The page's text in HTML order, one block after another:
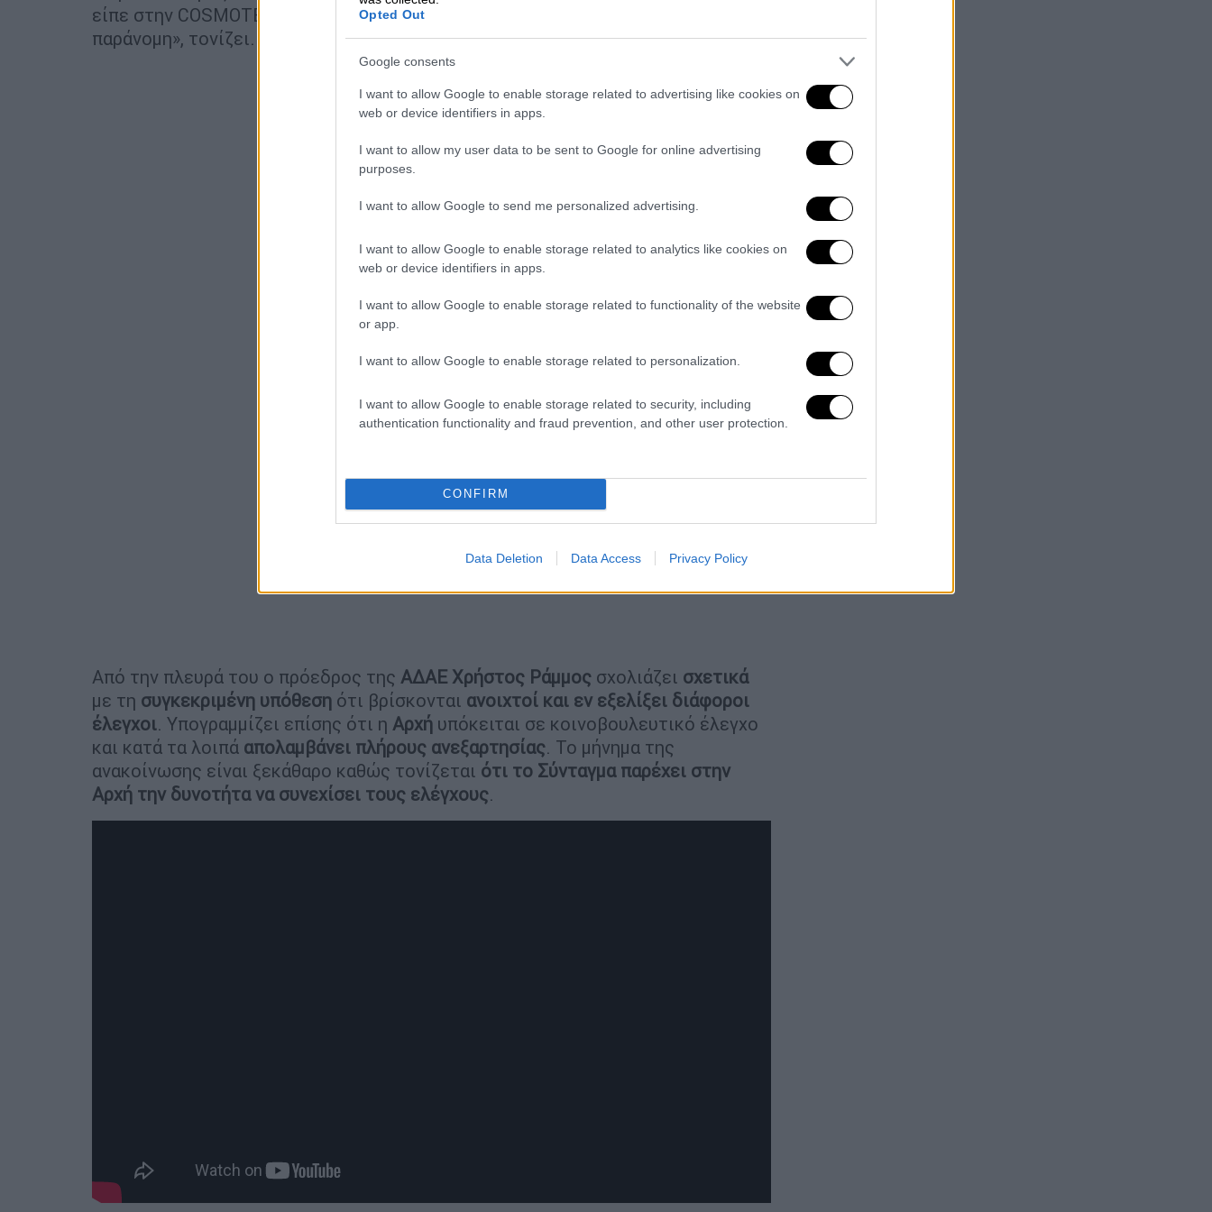
Opted Out
Google consents
I want to allow Google to enable storage related to advertising like cookies on
web or device identifiers in apps.
I want to allow my user data to be sent to Google for online advertising
purposes.
I want to allow Google to send me personalized advertising.
I want to allow Google to enable storage related to analytics like cookies on
web or device identifiers in apps.
I want to allow Google to enable storage related to functionality of the website
or app.
I want to allow Google to enable storage related to personalization.
I want to allow Google to enable storage related to security, including
authentication functionality and fraud prevention, and other user protection.
CONFIRM
Data Deletion Data Access Privacy Policy
είπε στην COSMOTE ότι η διαδικασία ελέγχου της ΑΔΑΕ στον πάροχο είναι
παράνομη», τονίζει.
Από την πλευρά του ο πρόεδρος της ΑΔΑΕ Χρήστος Ράμμος σχολιάζει σχετικά
με τη συγκεκριμένη υπόθεση ότι βρίσκονται ανοιχτοί και εν εξελίξει διάφοροι
έλεγχοι. Υπογραμμίζει επίσης ότι η Αρχή υπόκειται σε κοινοβουλευτικό έλεγχο
και κατά τα λοιπά απολαμβάνει πλήρους ανεξαρτησίας. Το μήνημα της
ανακοίνωσης είναι ξεκάθαρο καθώς τονίζεται ότι το Σύνταγμα παρέχει στην
Αρχή την δυνοτήτα να συνεχίσει τους ελέγχους.